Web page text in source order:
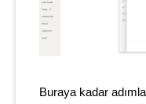
Buraya kadar